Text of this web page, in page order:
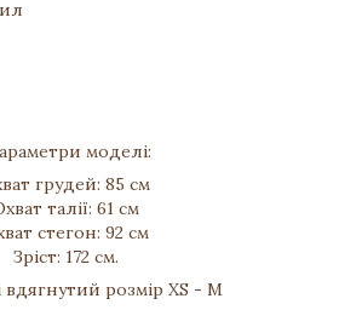
моделі:
грудей: 85 см
талії: 61 см
стегон: 92 см
Зріст: 172 см.
розмір XS - M